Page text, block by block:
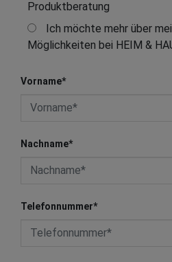
Produktberatung
Möglichkeiten bei HEIM &
Vorname*
Nachname*
Telefonnummer*